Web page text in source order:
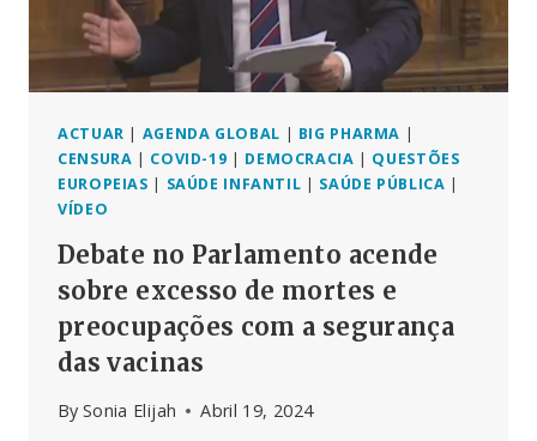
PRINCÍPIO
ACTUAR | AGENDA GLOBAL | BIG PHARMA |
CENSURA | COVID-19 | DEMOCRACIA | QUESTÕES
EUROPEIAS | SAÚDE INFANTIL | SAÚDE PÚBLICA |
VÍDEO
Debate no Parlamento acende
sobre excesso de mortes e
preocupações com a segurança
das vacinas
By Sonia Elijah Abril 19, 2024